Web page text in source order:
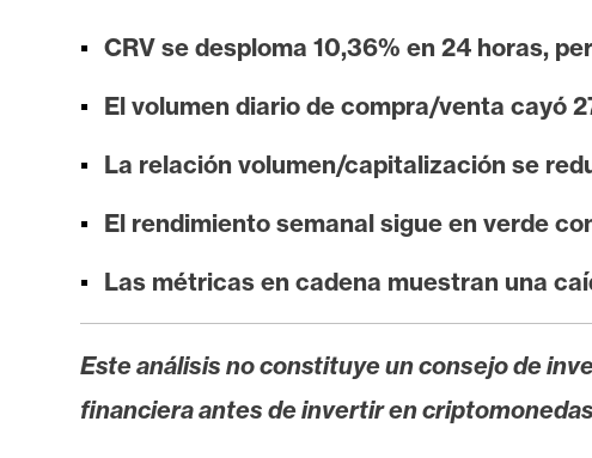
N
a
d
r
e
CRV se desploma 10,36% en 24 horas,
El volumen diario de compra/venta cayó
La relación volumen/capitalización se
El rendimiento semanal sigue en verde
Las métricas en cadena muestran una
Este análisis no constituye un consejo de
financiera antes de invertir en